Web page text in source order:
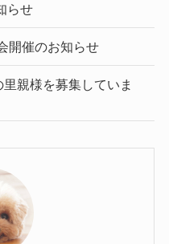
らせ
開催のお知らせ
親様を募集していま